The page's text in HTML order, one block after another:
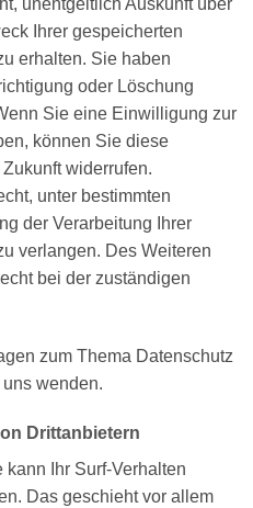
Ihrer gespeicherten
erhalten. Sie haben
oder Löschung
Sie eine Einwilligung zur
können Sie diese
widerrufen.
unter bestimmten
der Verarbeitung Ihrer
verlangen. Des Weiteren
bei der zuständigen
zum Thema Datenschutz
wenden.
Dritt­anbietern
Ihr Surf-Verhalten
Das geschieht vor allem